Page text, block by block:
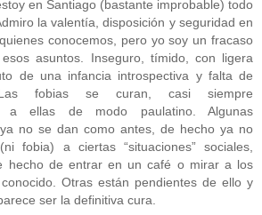
en Santiago (bastante improbable) todo
la valentía, disposición y seguridad en
conocemos, pero yo soy un fracaso
asuntos. Inseguro, tímido, con ligera
de una infancia introspectiva y falta de
Las fobias se curan, casi siempre
a ellas de modo paulatino. Algunas
no se dan como antes, de hecho ya no
fobia) a ciertas “situaciones” sociales,
hecho de entrar en un café o mirar a los
Otras están pendientes de ello y
ser la definitiva cura.